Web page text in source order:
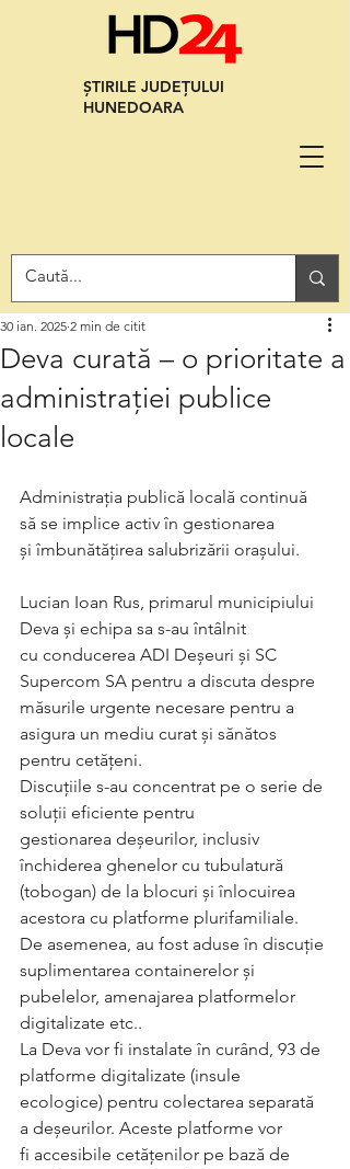
ȘTIRILE JUDEȚULUI
HUNEDOARA
Deva curată – o prioritate a
administrației publice
locale
30 ian. 2025 2 min de citit
Administrația publică locală continuă
să se implice activ în gestionarea
și îmbunătățirea salubrizării orașului.
Lucian Ioan Rus, primarul municipiului
Deva și echipa sa s-au întâlnit
cu conducerea ADI Deșeuri și SC
Supercom SA pentru a discuta despre
măsurile urgente necesare pentru a
asigura un mediu curat și sănătos
pentru cetățeni.
Discuțiile s-au concentrat pe o serie de
soluții eficiente pentru
gestionarea deșeurilor, inclusiv
închiderea ghenelor cu tubulatură
(tobogan) de la blocuri și înlocuirea
acestora cu platforme plurifamiliale.
De asemenea, au fost aduse în discuție
suplimentarea containerelor și
pubelelor, amenajarea platformelor
digitalizate etc..
La Deva vor fi instalate în curând, 93 de
platforme digitalizate (insule
ecologice) pentru colectarea separată
a deșeurilor. Aceste platforme vor
fi accesibile cetățenilor pe bază de